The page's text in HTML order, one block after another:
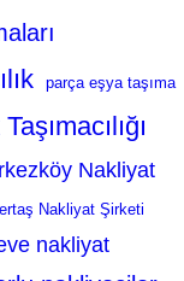
parça eşya taşıma
Nakliyat
Nakliyat Şirketi
nakliyat